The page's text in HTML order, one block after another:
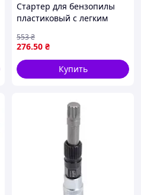
Стартер для бензопилы
пластиковый с легким
зацепами цепной GLH ТМ
START PRO
276.50 ₴
553₴
Купить